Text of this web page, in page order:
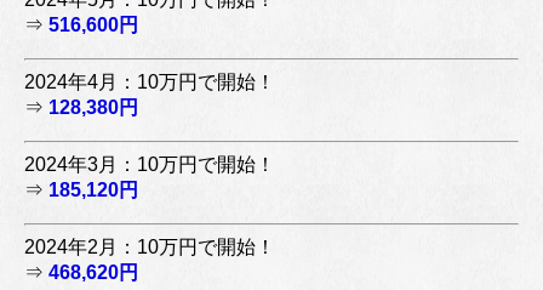
⇒ 516,600円
2024年4月：10万円で開始！
⇒ 128,380円
2024年3月：10万円で開始！
⇒ 185,120円
2024年2月：10万円で開始！
⇒ 468,620円